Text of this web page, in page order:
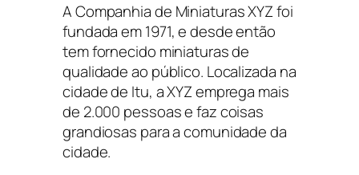
A Companhia de Miniaturas XYZ foi
fundada em 1971, e desde então
tem fornecido miniaturas de
qualidade ao público. Localizada na
cidade de Itu, a XYZ emprega mais
de 2.000 pessoas e faz coisas
grandiosas para a comunidade da
cidade.